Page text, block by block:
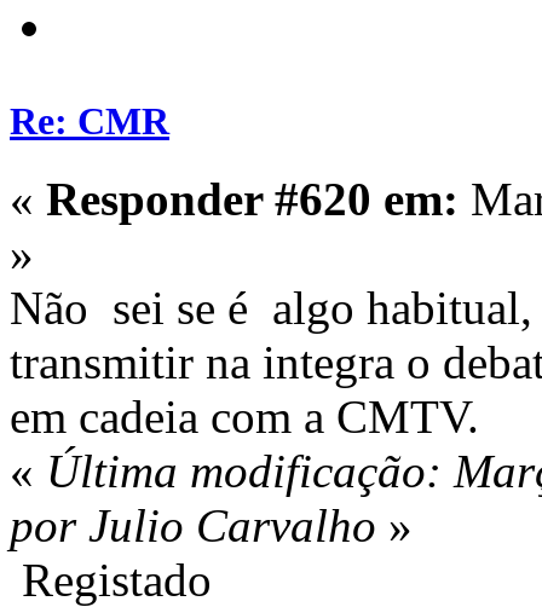
Re: CMR
« Responder #620 em:
»
Não sei se é algo
transmitir na integra o
em cadeia com a CMTV.
« Última modificação:
por Julio Carvalho »
Registado